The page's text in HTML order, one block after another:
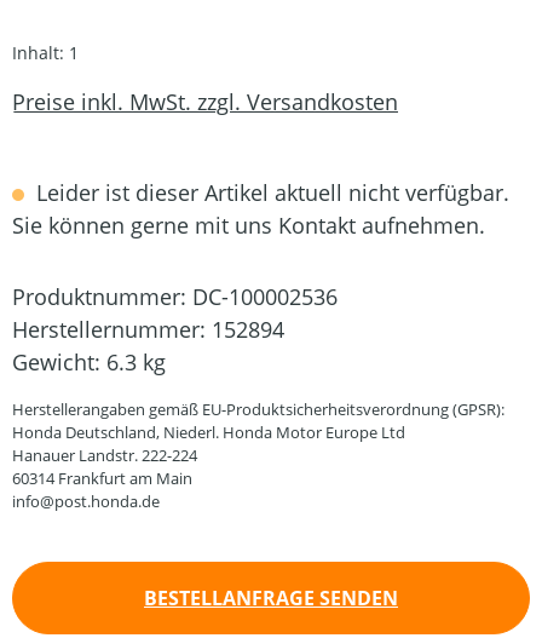
Inhalt: 1
Preise inkl. MwSt. zzgl. Versandkosten
Leider ist dieser Artikel aktuell nicht verfügbar.
Sie können gerne mit uns Kontakt aufnehmen.
Produktnummer: DC-100002536
Herstellernummer: 152894
Gewicht: 6.3 kg
Herstellerangaben gemäß EU-Produktsicherheitsverordnung (GPSR):
Honda Deutschland, Niederl. Honda Motor Europe Ltd
Hanauer Landstr. 222-224
60314 Frankfurt am Main
info@post.honda.de
BESTELLANFRAGE SENDEN